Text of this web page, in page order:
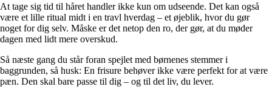
At tage sig tid til håret handler ikke kun om udseende. Det kan også
være et lille ritual midt i en travl hverdag – et øjeblik, hvor du gør
noget for dig selv. Måske er det netop den ro, der gør, at du møder
dagen med lidt mere overskud.
Så næste gang du står foran spejlet med børnenes stemmer i
baggrunden, så husk: En frisure behøver ikke være perfekt for at være
pæn. Den skal bare passe til dig – og til det liv, du lever.